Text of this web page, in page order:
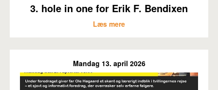
3. hole in one for Erik F. Bendixen
Læs mere
Mandag 13. april 2026